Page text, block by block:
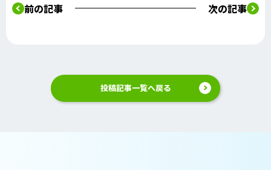
前の記事 次の記事
投稿記事一覧へ戻る